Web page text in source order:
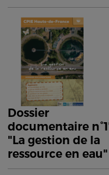
Dossier
documentaire
"La gestion de la
ressource en eau"